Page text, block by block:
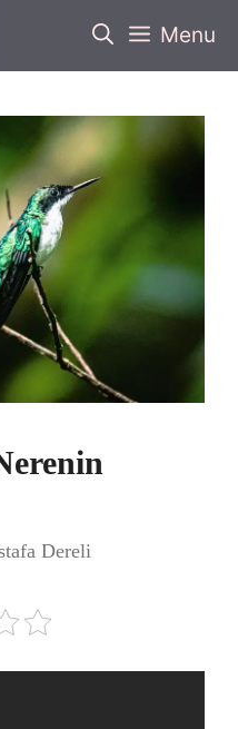
Menu
Dereli